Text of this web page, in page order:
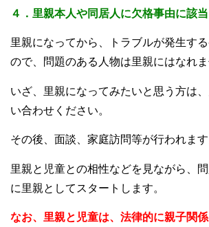
４．里親本人や同居人に欠格事由に該
里親になってから、トラブルが発生す
ので、問題のある人物は里親にはなれま
いざ、里親になってみたいと思う方は
い合わせください。
その後、面談、家庭訪問等が行われます
里親と児童との相性などを見ながら、
に里親としてスタートします。
なお、里親と児童は、法律的に親子関係